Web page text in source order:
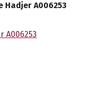
Hadjer A006253